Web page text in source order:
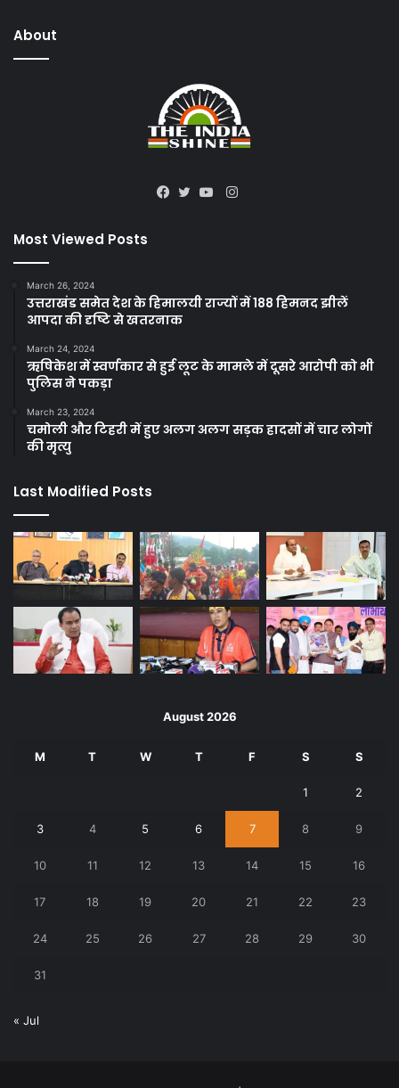
About
Instagram
Most Viewed Posts
March 26, 2024
उत्तराखंड समेत देश के हिमालयी राज्यों में 188 हिमनद झीलें
आपदा की दृष्टि से खतरनाक
March 24, 2024
ऋषिकेश में स्वर्णकार से हुई लूट के मामले में दूसरे आरोपी को भी
पुलिस ने पकड़ा
March 23, 2024
चमोली और टिहरी में हुए अलग अलग सड़क हादसों में चार लोगों
की मृत्यु
Last Modified Posts
August 2026
M T W T F S S
1 2
3 4 5 6 7 8 9
10 11 12 13 14 15 16
17 18 19 20 21 22 23
24 25 26 27 28 29 30
31
« Jul